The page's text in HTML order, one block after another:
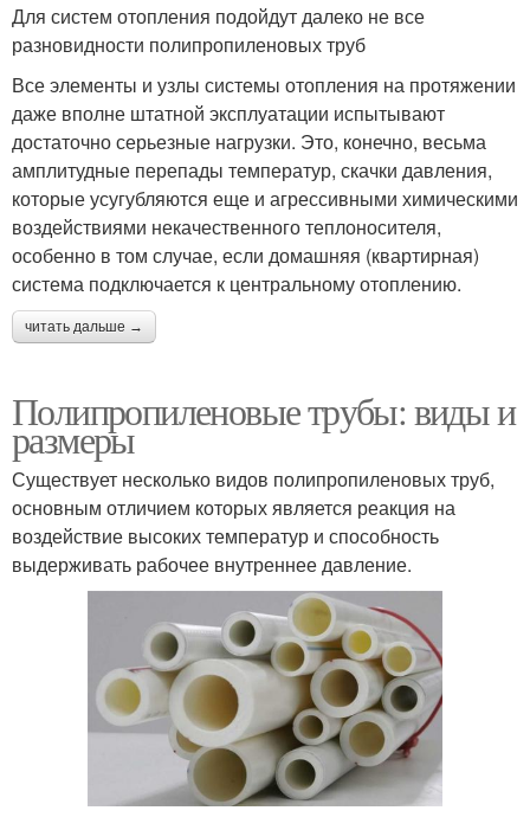
Для систем отопления подойдут далеко не все
разновидности полипропиленовых труб
Все элементы и узлы системы отопления на протяжении
даже вполне штатной эксплуатации испытывают
достаточно серьезные нагрузки. Это, конечно, весьма
амплитудные перепады температур, скачки давления,
которые усугубляются еще и агрессивными химическими
воздействиями некачественного теплоносителя,
особенно в том случае, если домашняя (квартирная)
система подключается к центральному отоплению.
читать дальше →
Полипропиленовые трубы: виды и
размеры
Существует несколько видов полипропиленовых труб,
основным отличием которых является реакция на
воздействие высоких температур и способность
выдерживать рабочее внутреннее давление.